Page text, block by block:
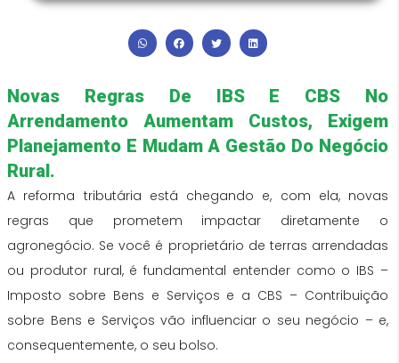
Novas Regras De IBS E CBS No
Arrendamento Aumentam Custos, Exigem
Planejamento E Mudam A Gestão Do Negócio
Rural.
A reforma tributária está chegando e, com ela, novas
regras que prometem impactar diretamente o
agronegócio. Se você é proprietário de terras arrendadas
ou produtor rural, é fundamental entender como o IBS –
Imposto sobre Bens e Serviços e a CBS – Contribuição
sobre Bens e Serviços vão influenciar o seu negócio – e,
consequentemente, o seu bolso.